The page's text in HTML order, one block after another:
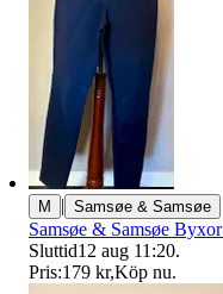
M | Samsøe & Samsøe
Samsøe & Samsøe
Sluttid12 aug 11:20.
Pris:179 kr,Köp nu.